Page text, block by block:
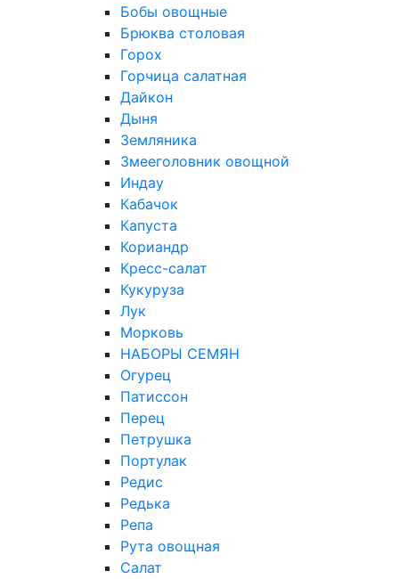
Бобы овощные
Брюква столовая
Горох
Горчица салатная
Дайкон
Дыня
Земляника
Змееголовник овощной
Индау
Кабачок
Капуста
Кориандр
Кресс-салат
Кукуруза
Лук
Морковь
НАБОРЫ СЕМЯН
Огурец
Патиссон
Перец
Петрушка
Портулак
Редис
Редька
Репа
Рута овощная
Салат